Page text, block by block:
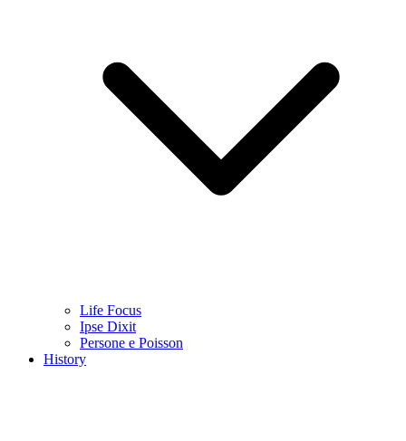
Life Focus
Ipse Dixit
Persone e Poisson
History